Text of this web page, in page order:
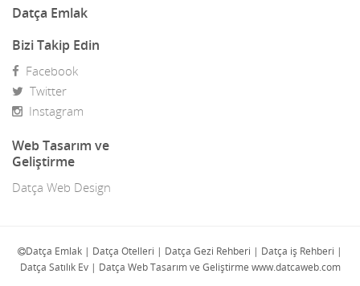
Dergiler
Diğer Ürünler
Direk Sahibinden Emlak
Diş Doktorları
Doğa Turları
Eğlence Mekanları
Datça Emlak
Bizi Takip Edin
Facebook
Twitter
Instagram
Web Tasarım ve
Geliştirme
Datça Web Design
Datça Emlak | Datça Otelleri | Datça Gezi Rehberi | Datça iş Rehberi |
Datça Satılık Ev | Datça Web Tasarım ve Geliştirme www.datcaweb.com